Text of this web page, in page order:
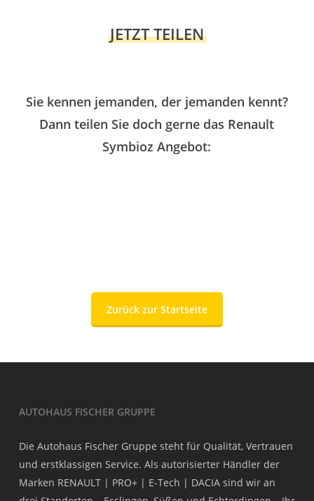
JETZT TEILEN
Sie kennen jemanden, der jemanden kennt?
Dann teilen Sie doch gerne das Renault
Symbioz Angebot:
Zurück zur Startseite
AUTOHAUS FISCHER GRUPPE
Die Autohaus Fischer Gruppe steht für Qualität, Vertrauen
und erstklassigen Service. Als autorisierter Händler der
Marken RENAULT | PRO+ | E-Tech | DACIA sind wir an